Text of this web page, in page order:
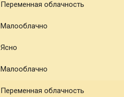
Переменная облачность
Малооблачно
Ясно
Малооблачно
Переменная облачность